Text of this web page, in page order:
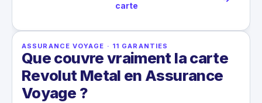
carte
ASSURANCE VOYAGE · 11 GARANTIES
Que couvre vraiment la carte
Revolut Metal en Assurance
Voyage ?